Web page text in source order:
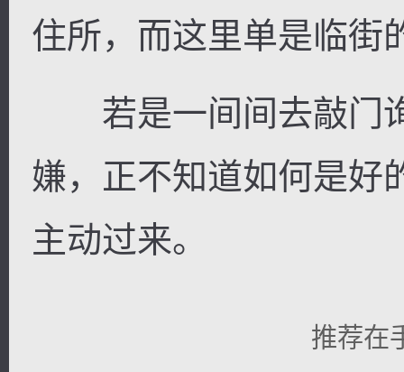
住所，而这里单是临街
若是一间间去敲门
嫌，正不知道如何是好
主动过来。
推荐在